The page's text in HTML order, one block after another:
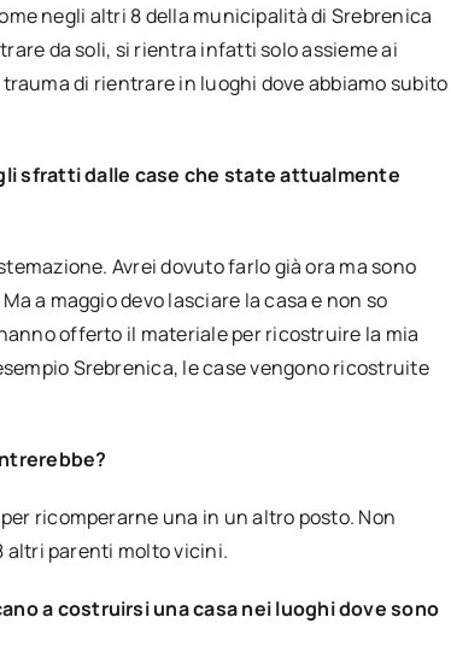
negli altri 8 della municipalità di Srebrenica
da soli, si rientra infatti solo assieme ai
di rientrare in luoghi dove abbiamo subito
sfratti dalle case che state attualmente
Avrei dovuto farlo già ora ma sono
a maggio devo lasciare la casa e non so
offerto il materiale per ricostruire la mia
Srebrenica, le case vengono ricostruite
ricomperarne una in un altro posto. Non
altri parenti molto vicini.
a costruirsi una casa nei luoghi dove sono